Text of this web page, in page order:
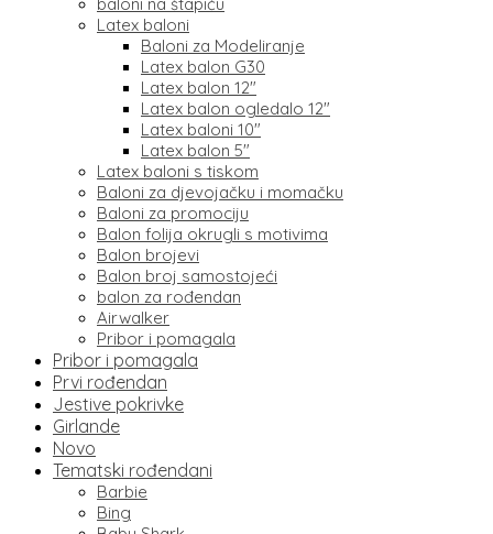
Latex baloni
Baloni za Modeliranje
Latex balon G30
Latex balon 12″
Latex balon ogledalo 12″
Latex baloni 10″
Latex balon 5″
Latex baloni s tiskom
Baloni za djevojačku i momačku
Baloni za promociju
Balon folija okrugli s motivima
Balon brojevi
Balon broj samostojeći
balon za rođendan
Airwalker
Pribor i pomagala
Pribor i pomagala
Prvi rođendan
Jestive pokrivke
Girlande
Novo
Tematski rođendani
Barbie
Bing